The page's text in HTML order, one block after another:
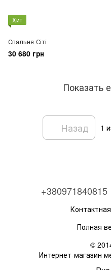
Хит
Спальня Сіті
30 680 грн
Показать
Назад 1
+380971840815
Полная
©
Интернет-магазин